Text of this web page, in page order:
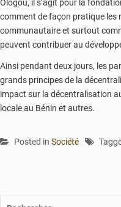
Ologou, il s’agit pour la
comment de façon pratique les
communautaire et surtout
peuvent contribuer au
Ainsi pendant deux jours, les
grands principes de la
impact sur la décentralisation
locale au Bénin et autres.
Posted in Société